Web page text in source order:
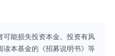
可能损失投资本金。投资有风
读本基金的《招募说明书》等